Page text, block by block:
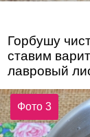
Горбушу
ставим
лавровый
Фото 3